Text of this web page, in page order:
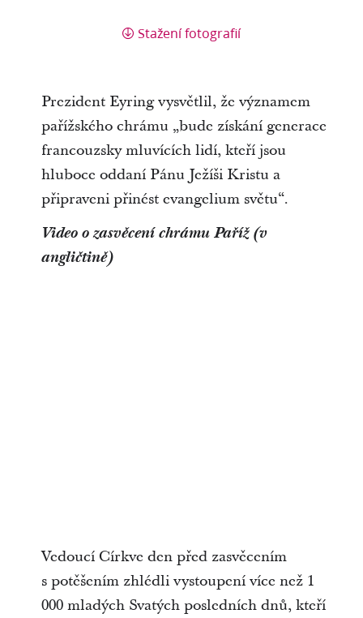
Stažení fotografií
Prezident Eyring vysvětlil, že významem
pařížského chrámu „bude získání generace
francouzsky mluvících lidí, kteří jsou
hluboce oddaní Pánu Ježíši Kristu a
připraveni přinést evangelium světu“.
Video o zasvěcení chrámu Paříž (v
angličtině)
Vedoucí Církve den před zasvěcením
s potěšením zhlédli vystoupení více než 1
000 mladých Svatých posledních dnů, kteří